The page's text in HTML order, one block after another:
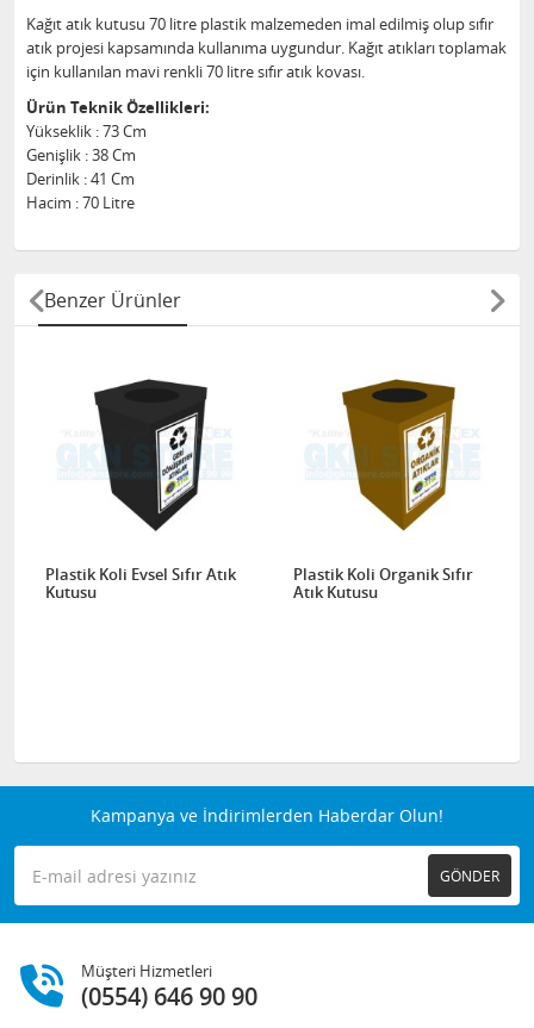
Kağıt atık kutusu 70 litre plastik malzemeden imal edilmiş olup sıfır
atık projesi kapsamında kullanıma uygundur. Kağıt atıkları toplamak
için kullanılan mavi renkli 70 litre sıfır atık kovası.
Ürün Teknik Özellikleri:
Yükseklik : 73 Cm
Genişlik : 38 Cm
Derinlik : 41 Cm
Hacim : 70 Litre
Benzer Ürünler
Plastik Koli Evsel Sıfır Atık
Kutusu
Plastik Koli Organik Sıfır
Atık Kutusu
Kampanya ve İndirimlerden Haberdar Olun!
GÖNDER
Müşteri Hizmetleri
(0554) 646 90 90